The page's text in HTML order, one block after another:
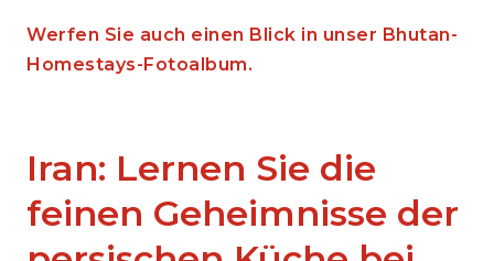
Werfen Sie auch einen Blick in unser Bhutan-
Homestays-Fotoalbum.
Iran: Lernen Sie die
feinen Geheimnisse der